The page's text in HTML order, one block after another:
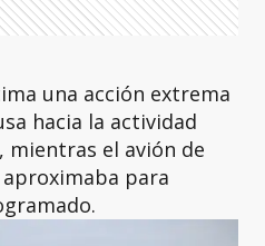
una acción extrema
hacia la actividad
mientras el avión de
para